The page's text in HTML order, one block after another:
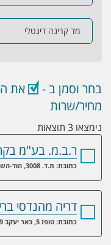
מד קרינה דיגטלי
בחר וסמן ב -
את
מחיר/שרות
נימצאו 3 תוצאות
ר.ב.מ. בע"מ
כתובת: ת.ד. 3008, הוד-השרון 4513001
דריה מהנדסי
כתובת: טופז 5, באר יעקב 7031699